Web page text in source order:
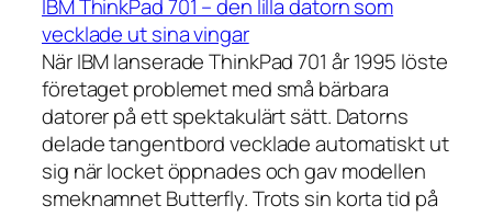
IBM ThinkPad 701 – den lilla datorn som
vecklade ut sina vingar
När IBM lanserade ThinkPad 701 år 1995 löste
företaget problemet med små bärbara
datorer på ett spektakulärt sätt. Datorns
delade tangentbord vecklade automatiskt ut
sig när locket öppnades och gav modellen
smeknamnet Butterfly. Trots sin korta tid på